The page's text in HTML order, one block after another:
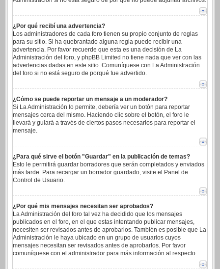
¿Por qué recibí una advertencia?
Los administradores de cada foro tienen su propio conjunto de reglas
para su sitio. Si ha quebrantado alguna regla puede recibir una
advertencia. Por favor recuerde que esta es una decisión de La
Administración del foro, y phpBB Limited no tiene nada que ver con las
advertencias dadas en este sitio. Comuníquese con La Administración
del foro si no está seguro de porqué fue advertido.
¿Cómo se puede reportar un mensaje a un moderador?
Si La Administración lo permite, debería ver un botón para reportar
mensajes cerca del mismo. Haciendo clic sobre el botón, el foro le
llevará y guiará a través de ciertos pasos necesarios para reportar el
mensaje.
¿Para qué sirve el botón "Guardar" en la publicación de temas?
Esto le permitirá guardar borradores que serán completados y enviados
más tarde. Para recargar un borrador guardado, visite el Panel de
Control de Usuario.
¿Por qué mis mensajes necesitan ser aprobados?
La Administración del foro tal vez ha decidido que los mensajes
publicados en el foro, en el que estas intentando publicar mensajes,
necesiten ser revisados antes de aprobarlos. También es posible que La
Administración le haya ubicado en un grupo de usuarios cuyos
mensajes necesitan ser revisados antes de aprobarlos. Por favor
comuníquese con el administrador para más información al respecto.